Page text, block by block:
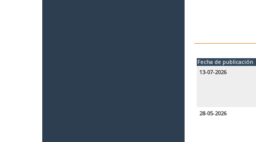
Fecha de publicación
13-07-2026
28-05-2026